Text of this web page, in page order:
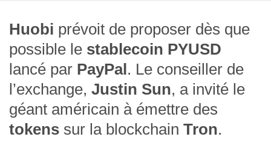
Huobi prévoit de proposer dès que
possible le stablecoin PYUSD
lancé par PayPal . Le conseiller de
l’exchange, Justin Sun, a invité le
géant américain à émettre des
tokens sur la blockchain Tron.